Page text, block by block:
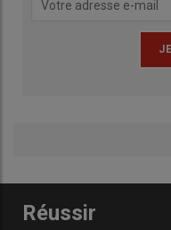
Réussir